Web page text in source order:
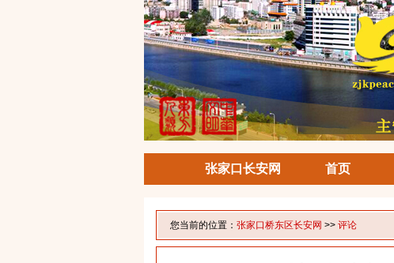
张家口长安网 首页
您当前的位置： 张家口桥东区长安网 >> 评论